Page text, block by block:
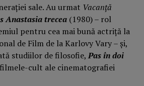
sale. Au urmat Vacanță
Anastasia trecea (1980) – rol
pentru cea mai bună actriță la
de Film de la Karlovy Vary – și,
studiilor de filosofie,Pas în doi
cult ale cinematografiei